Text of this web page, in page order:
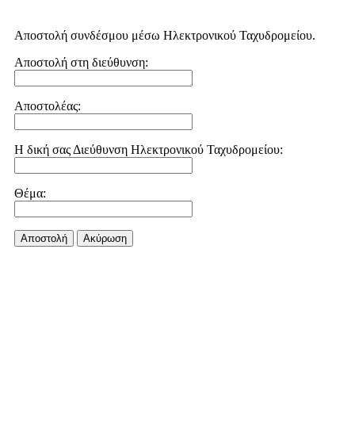
Αποστολή συνδέσμου μέσω Ηλεκτρονικού Ταχυδρομείου.
Αποστολή στη διεύθυνση:
Αποστολέας:
Η δική σας Διεύθυνση Ηλεκτρονικού Ταχυδρομείου:
Θέμα:
Αποστολή Aκύρωση